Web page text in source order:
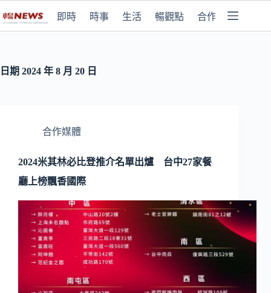
即時 時事 生活 暢觀點 合作媒體
日期 2024 年 8 月 20 日
合作媒體
2024米其林必比登推介名單出爐 台中27家餐
廳上榜飄香國際